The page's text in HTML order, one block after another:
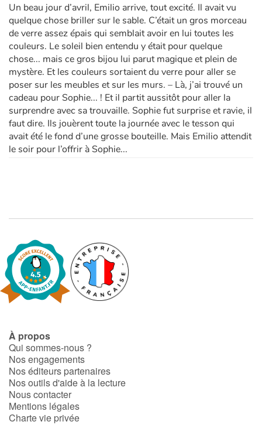
Un beau jour d’avril, Emilio arrive, tout excité. Il avait vu
quelque chose briller sur le sable. C’était un gros morceau
de verre assez épais qui semblait avoir en lui toutes les
couleurs. Le soleil bien entendu y était pour quelque
chose... mais ce gros bijou lui parut magique et plein de
mystère. Et les couleurs sortaient du verre pour aller se
poser sur les meubles et sur les murs. – Là, j’ai trouvé un
cadeau pour Sophie... ! Et il partit aussitôt pour aller la
surprendre avec sa trouvaille. Sophie fut surprise et ravie, il
faut dire. Ils jouèrent toute la journée avec le tesson qui
avait été le fond d’une grosse bouteille. Mais Emilio attendit
le soir pour l’offrir à Sophie...
À propos
Qui sommes-nous ?
Nos engagements
Nos éditeurs partenaires
Nos outils d'aide à la lecture
Nous contacter
Mentions légales
Charte vie privée